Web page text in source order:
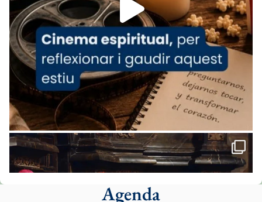
Arquebisbat de Barcelona
1 week ago
«Avui les santes Juliana i Semproniana ens
ajuden a alçar la mirada»
Mons. Sergi Gordo, bisbe de Tortosa, ha
presidit aquest 27 de juliol la missa de Les
Santes de Mataró.
🔗tinyurl.com/cvu5jmbk
📸 J. Merino
Agenda